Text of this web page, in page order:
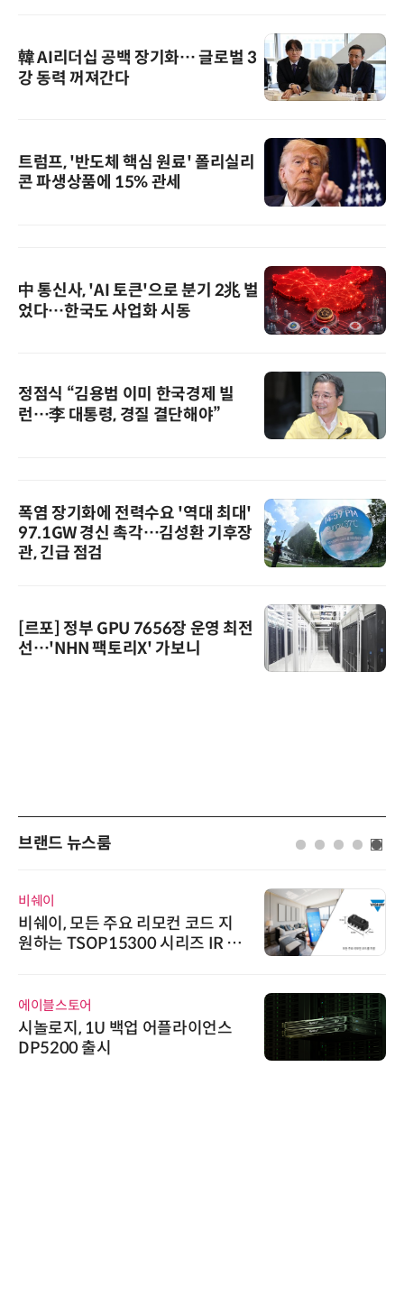
韓 AI리더십 공백 장기화… 글로벌 3
강 동력 꺼져간다
트럼프, '반도체 핵심 원료' 폴리실리
콘 파생상품에 15% 관세
中 통신사, 'AI 토큰'으로 분기 2兆 벌
었다…한국도 사업화 시동
정점식 “김용범 이미 한국경제 빌
런…李 대통령, 경질 결단해야”
폭염 장기화에 전력수요 '역대 최대'
97.1GW 경신 촉각…김성환 기후장
관, 긴급 점검
[르포] 정부 GPU 7656장 운영 최전
선…'NHN 팩토리X' 가보니
브랜드 뉴스룸
비쉐이
비쉐이, 모든 주요 리모컨 코드 지
원하는 TSOP15300 시리즈 IR 수
에이블스토어
시놀로지, 1U 백업 어플라이언스
DP5200 출시